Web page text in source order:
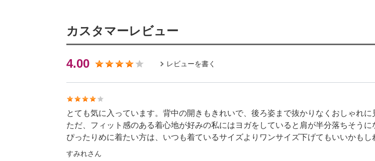
カスタマーレビュー
4.00 レビューを書く
とても気に入っています。背中の開きもきれいで、後ろ姿まで抜かりなくおしゃれに
ただ、フィット感のある着心地が好みの私にはヨガをしていると肩が半分落ちそうに
ぴったりめに着たい方は、いつも着ているサイズよりワンサイズ下げてもいいかもし
すみれさん